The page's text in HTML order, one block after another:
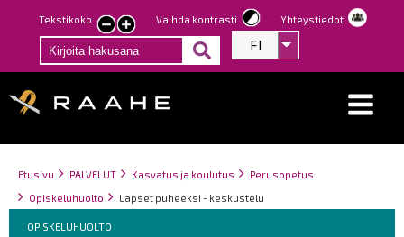
Hyppää
pääsisältöön
Tekstikoko
Pienennä
tekstin
kokoa
Suurenna
tekstin
kokoa
Vaihda kontrasti Yhteystiedot
FI Listaa
Breadcrumbs
You
are
Etusivu PALVELUT Kasvatus ja koulutus
Perusopetus
Opiskeluhuolto
Lapset puheeksi - keskustelu
Breadcrumbs
YouOPISKELUHUOLTO